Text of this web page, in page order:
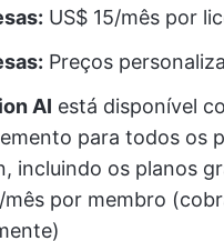
US$ 15/mês por
Preços
AI está disponível
para todos os
incluindo os planos
mês por membro